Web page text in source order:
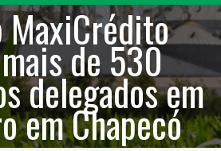
MaxiCrédito
de 530
delegados em
em Chapecó